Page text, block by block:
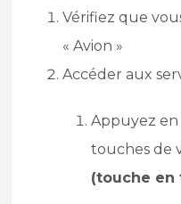
Vérifiez que
« Avion »
Accéder aux
Appuyez
touches de
(touche en